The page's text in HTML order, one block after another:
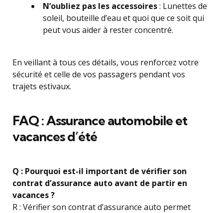
N’oubliez pas les accessoires: Lunettes de
soleil, bouteille d’eau et quoi que ce soit qui
peut vous aider à rester concentré.
En veillant à tous ces détails, vous renforcez votre
sécurité et celle de vos passagers pendant vos
trajets estivaux.
FAQ : Assurance automobile et
vacances d’été
Q : Pourquoi est-il important de vérifier son
contrat d’assurance auto avant de partir en
vacances ?
R : Vérifier son contrat d’assurance auto permet